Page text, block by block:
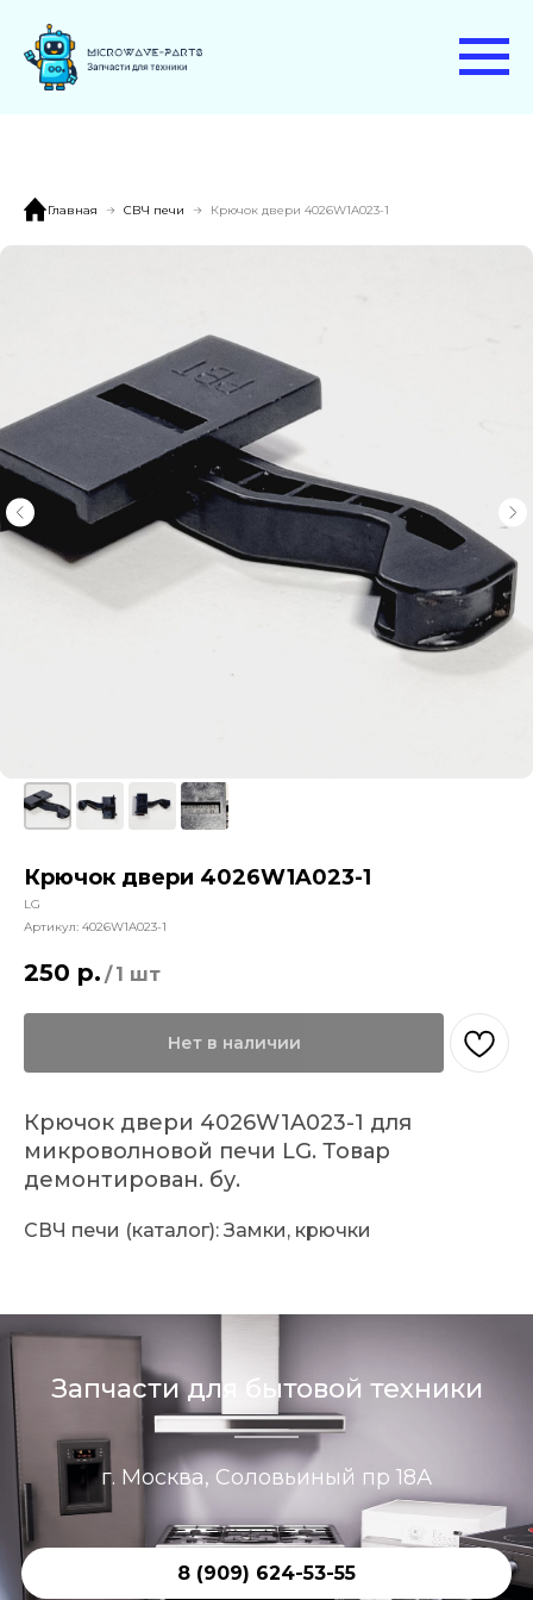
Главная СВЧ печи Крючок двери 4026W1A023-1
Крючок двери 4026W1A023-1
LG
Артикул: 4026W1A023-1
250 р. / 1 шт
Нет в наличии
Крючок двери 4026W1A023-1 для
микроволновой печи LG. Товар
демонтирован. бу.
СВЧ печи (каталог): Замки, крючки
Запчасти для бытовой техники
г. Москва, Соловьиный пр 18А
8 (909) 624-53-55